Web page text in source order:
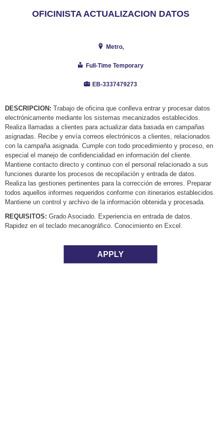
OFICINISTA ACTUALIZACION DATOS
Metro,
Full-Time Temporary
EB-3337479273
DESCRIPCION: Trabajo de oficina que conlleva entrar y procesar datos
electrónicamente mediante los sistemas mecanizados establecidos.
Realiza llamadas a clientes para actualizar data basada en campañas
asignadas. Recibe y envía correos electrónicos a clientes, relacionados
con la campaña asignada. Cumple con todo procedimiento y proceso, en
especial el manejo de confidencialidad en información del cliente.
Mantiene contacto directo y continuo con el personal relacionado a sus
funciones durante los procesos de recopilación y entrada de datos.
Realiza las gestiones pertinentes para la corrección de errores. Preparar
todos aquellos informes requeridos conforme con itinerarios establecidos.
Mantiene un control y archivo de la información obtenida y procesada.
REQUISITOS: Grado Asociado. Experiencia en entrada de datos.
Rapidez en el teclado mecanográfico. Conocimiento en Excel.
APPLY